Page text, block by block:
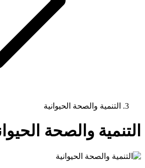
التنمية والصحة الحيوانية
التنمية والصحة